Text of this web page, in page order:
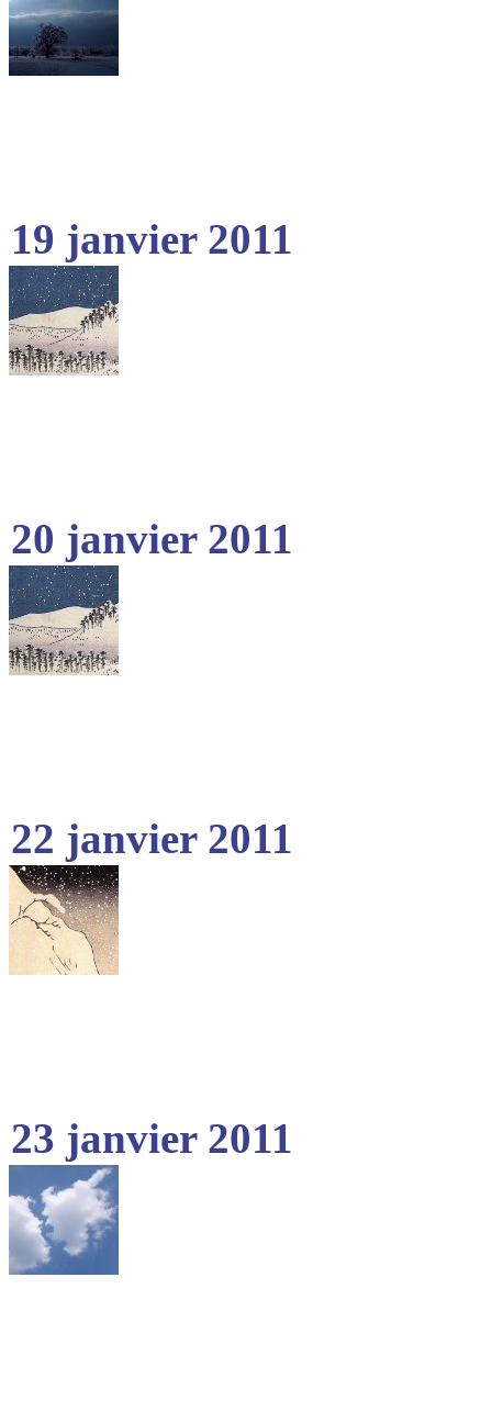
19 janvier 2011
20 janvier 2011
22 janvier 2011
23 janvier 2011